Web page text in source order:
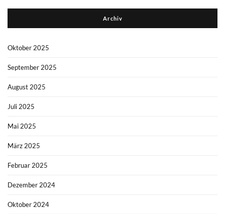
Archiv
Oktober 2025
September 2025
August 2025
Juli 2025
Mai 2025
März 2025
Februar 2025
Dezember 2024
Oktober 2024